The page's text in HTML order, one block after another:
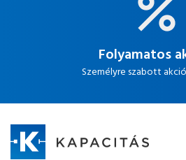
Folyamatos
Személyre szabott